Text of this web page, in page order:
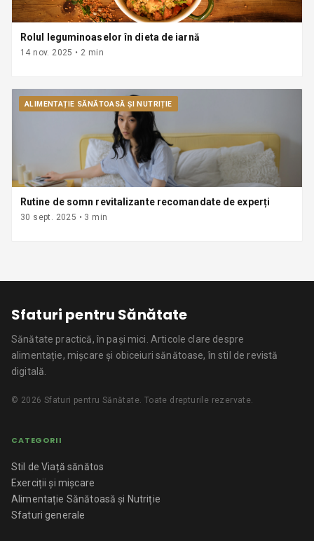
Rolul leguminoaselor în dieta de iarnă
14 nov. 2025 • 2 min
ALIMENTAȚIE SĂNĂTOASĂ ȘI NUTRIȚIE
Rutine de somn revitalizante recomandate de experți
30 sept. 2025 • 3 min
Sfaturi pentru Sănătate
Sănătate practică, în pași mici. Articole clare despre
alimentație, mișcare și obiceiuri sănătoase, în stil de revistă
digitală.
© 2026 Sfaturi pentru Sănătate. Toate drepturile rezervate.
CATEGORII
Stil de Viață sănătos
Exerciții și mișcare
Alimentație Sănătoasă și Nutriție
Sfaturi generale